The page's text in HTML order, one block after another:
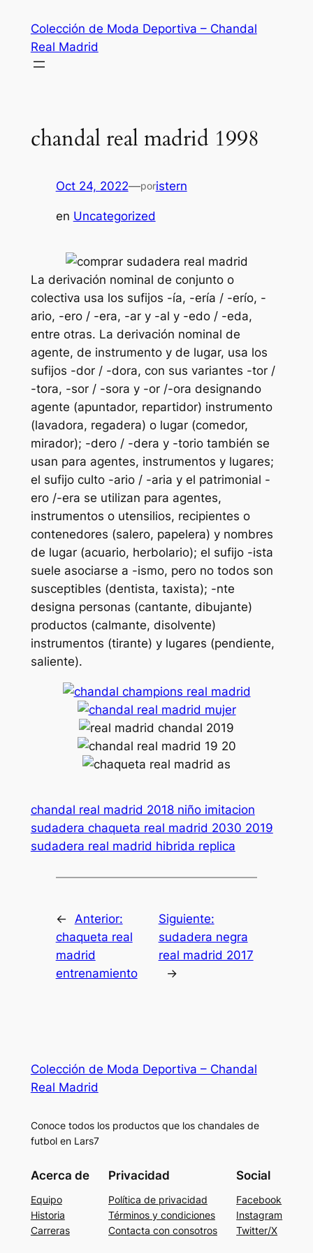
contenido
Colección de Moda Deportiva – Chandal
Real Madrid
chandal real madrid 1998
Oct 24, 2022—poristern
en Uncategorized
La derivación nominal de conjunto o
colectiva usa los sufijos -ía, -ería / -erío, -
ario, -ero / -era, -ar y -al y -edo / -eda,
entre otras. La derivación nominal de
agente, de instrumento y de lugar, usa los
sufijos -dor / -dora, con sus variantes -tor /
-tora, -sor / -sora y -or /-ora designando
agente (apuntador, repartidor) instrumento
(lavadora, regadera) o lugar (comedor,
mirador); -dero / -dera y -torio también se
usan para agentes, instrumentos y lugares;
el sufijo culto -ario / -aria y el patrimonial -
ero /-era se utilizan para agentes,
instrumentos o utensilios, recipientes o
contenedores (salero, papelera) y nombres
de lugar (acuario, herbolario); el sufijo -ista
suele asociarse a -ismo, pero no todos son
susceptibles (dentista, taxista); -nte
designa personas (cantante, dibujante)
productos (calmante, disolvente)
instrumentos (tirante) y lugares (pendiente,
saliente).
chandal real madrid 2018 niño imitacion
sudadera chaqueta real madrid 2030 2019
sudadera real madrid hibrida replica
←
Anterior:
chaqueta real
madrid
entrenamiento
Siguiente:
sudadera negra
real madrid 2017
→
Colección de Moda Deportiva – Chandal
Real Madrid
Conoce todos los productos que los chandales de
futbol en Lars7
Acerca de
Equipo
Historia
Carreras
Privacidad
Política de privacidad
Términos y condiciones
Contacta con consotros
Social
Facebook
Instagram
Twitter/X